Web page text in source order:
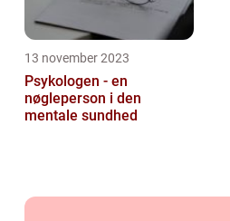
13 november 2023
Psykologen - en
nøgleperson i den
mentale sundhed